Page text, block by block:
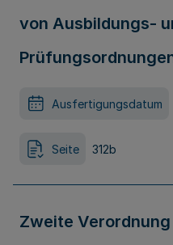
von Ausbildungs-
Ausfertigungsdatum
Seite 312b
Zweite